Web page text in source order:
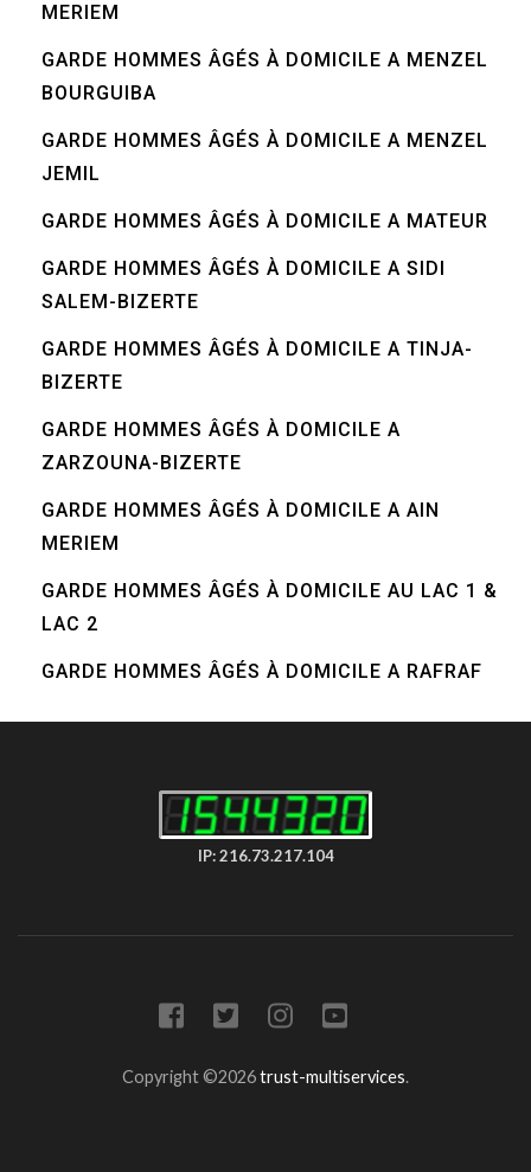
MERIEM
GARDE HOMMES ÂGÉS À DOMICILE A MENZEL
BOURGUIBA
GARDE HOMMES ÂGÉS À DOMICILE A MENZEL
JEMIL
GARDE HOMMES ÂGÉS À DOMICILE A MATEUR
GARDE HOMMES ÂGÉS À DOMICILE A SIDI
SALEM-BIZERTE
GARDE HOMMES ÂGÉS À DOMICILE A TINJA-
BIZERTE
GARDE HOMMES ÂGÉS À DOMICILE A
ZARZOUNA-BIZERTE
GARDE HOMMES ÂGÉS À DOMICILE A AIN
MERIEM
GARDE HOMMES ÂGÉS À DOMICILE AU LAC 1 &
LAC 2
GARDE HOMMES ÂGÉS À DOMICILE A RAFRAF
IP: 216.73.217.104
Copyright ©2026trust-multiservices.